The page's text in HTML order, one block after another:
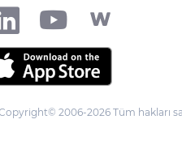
2006-2026 Tüm hakları